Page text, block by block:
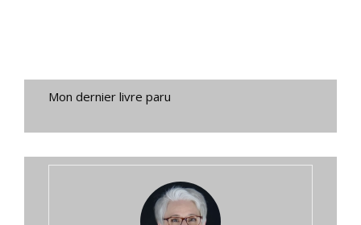
Mon dernier livre paru